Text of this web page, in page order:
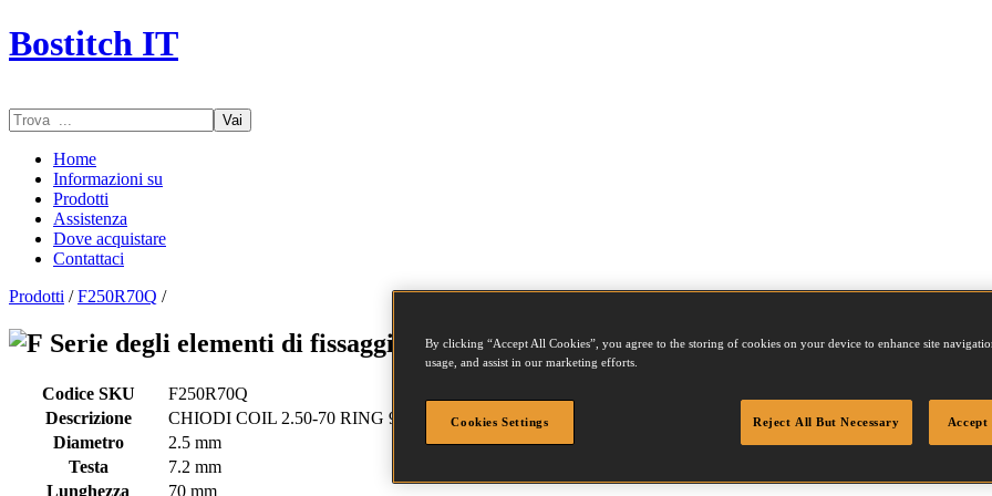
Bostitch IT
Vai
Home
Informazioni su
Prodotti
Assistenza
Dove acquistare
Contattaci
Prodotti /F250R70Q /
Serie degli elementi di fissaggio - F250R70Q
Codice SKU
F250R70Q
Descrizione
CHIODI COIL 2.50-70 RING 9M
Diametro
2.5 mm
Testa
7.2 mm
Lunghezza
70 mm
By clicking “Accept All Cookies”, you agree to the storing of cookies on your device to enhance site
usage, and assist in our marketing efforts.
Cookies Settings Reject All But Necessary Accept